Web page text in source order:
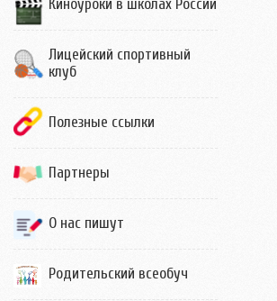
Киноуроки в школах России
Лицейский спортивный
клуб
Полезные ссылки
Партнеры
О нас пишут
Родительский всеобуч